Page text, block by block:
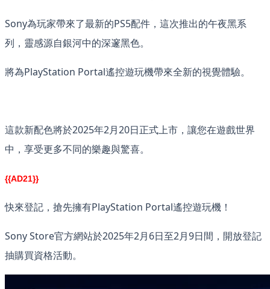
Sony為玩家帶來了最新的PS5配件，這次推出的午夜黑系
列，靈感源自銀河中的深邃黑色。
將為PlayStation Portal遙控遊玩機帶來全新的視覺體驗。
這款新配色將於2025年2月20日正式上市，讓您在遊戲世界
中，享受更多不同的樂趣與驚喜。
{{AD21}}
快來登記，搶先擁有PlayStation Portal遙控遊玩機！
Sony Store官方網站於2025年2月6日至2月9日間，開放登記
抽購買資格活動。